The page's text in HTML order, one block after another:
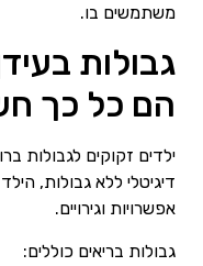
משתמשים בו.
גבולות
הם כל כך
ילדים זקוקים לגבולות
דיגיטלי ללא גבולות,
אפשרויות וגירויים.
גבולות בריאים כוללים: